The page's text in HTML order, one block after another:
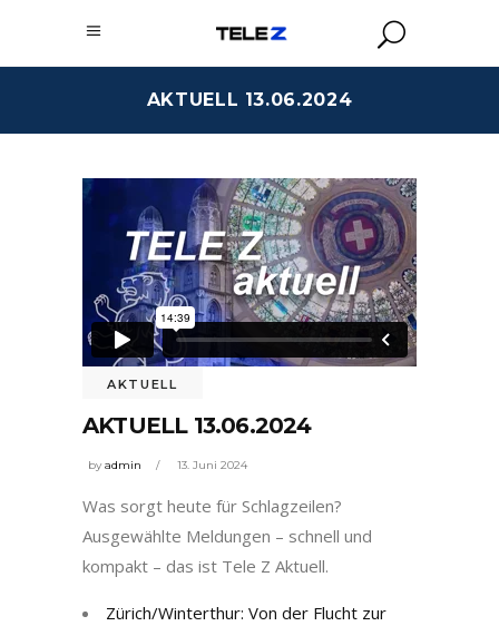
AKTUELL 13.06.2024
AKTUELL
AKTUELL 13.06.2024
byadmin 13. Juni 2024
Was sorgt heute für Schlagzeilen?
Ausgewählte Meldungen – schnell und
kompakt – das ist Tele Z Aktuell.
Zürich/Winterthur: Von der Flucht zur